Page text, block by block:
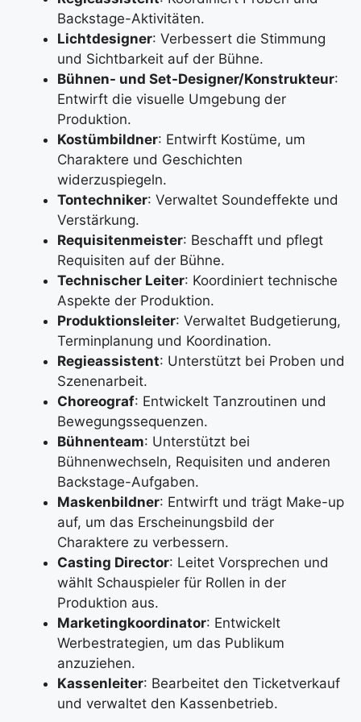
Backstage-Aktivitäten.
Lichtdesigner: Verbessert die Stimmung
und Sichtbarkeit auf der Bühne.
Bühnen- und Set-Designer/Konstrukteur:
Entwirft die visuelle Umgebung der
Produktion.
Kostümbildner: Entwirft Kostüme, um
Charaktere und Geschichten
widerzuspiegeln.
Tontechniker: Verwaltet Soundeffekte und
Verstärkung.
Requisitenmeister: Beschafft und pflegt
Requisiten auf der Bühne.
Technischer Leiter: Koordiniert technische
Aspekte der Produktion.
Produktionsleiter: Verwaltet Budgetierung,
Terminplanung und Koordination.
Regieassistent: Unterstützt bei Proben und
Szenenarbeit.
Choreograf: Entwickelt Tanzroutinen und
Bewegungssequenzen.
Bühnenteam: Unterstützt bei
Bühnenwechseln, Requisiten und anderen
Backstage-Aufgaben.
Maskenbildner: Entwirft und trägt Make-up
auf, um das Erscheinungsbild der
Charaktere zu verbessern.
Casting Director: Leitet Vorsprechen und
wählt Schauspieler für Rollen in der
Produktion aus.
Marketingkoordinator: Entwickelt
Werbestrategien, um das Publikum
anzuziehen.
Kassenleiter: Bearbeitet den Ticketverkauf
und verwaltet den Kassenbetrieb.